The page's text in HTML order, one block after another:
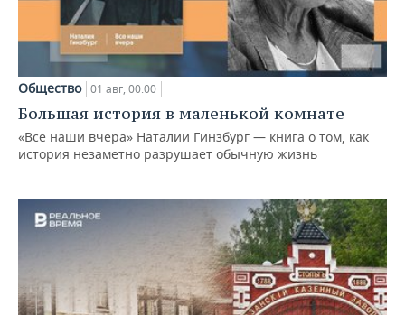
Общество 01 авг, 00:00
Большая история в маленькой комнате
«Все наши вчера» Наталии Гинзбург — книга о том, как
история незаметно разрушает обычную жизнь